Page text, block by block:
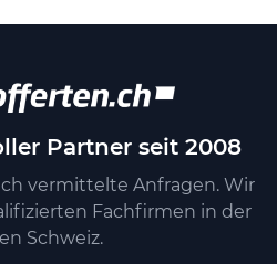
Partner seit 2008
vermittelte Anfragen. Wir
Fachfirmen in der
Schweiz.